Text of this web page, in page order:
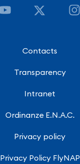
Contacts
Transparency
Intranet
Ordinanze E.N.A.C.
Privacy policy
Privacy Policy FlyNAP